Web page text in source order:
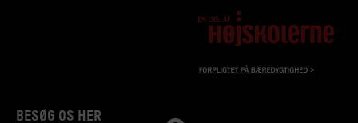
BESØG OS HER